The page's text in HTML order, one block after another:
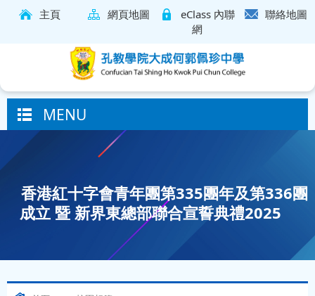
主頁 網頁地圖
eClass 內聯
網
聯絡地圖
MENU
香港紅十字會青年團第335團年及第336團
成立 暨 新界東總部聯合宣誓典禮2025